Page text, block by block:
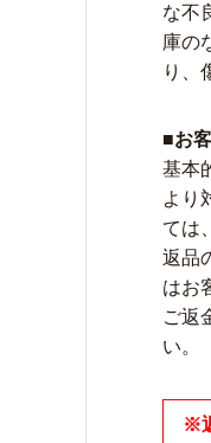
な不
庫の
り、
■お
基本
より
ては
返品
はお
ご返
い。
※